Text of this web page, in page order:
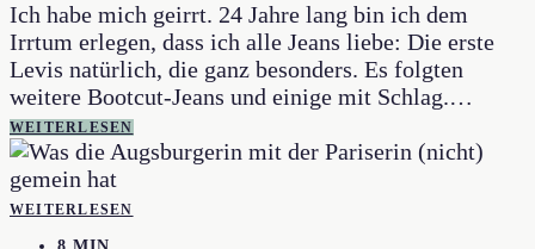
Ich habe mich geirrt. 24 Jahre lang bin ich dem
Irrtum erlegen, dass ich alle Jeans liebe: Die erste
Levis natürlich, die ganz besonders. Es folgten
weitere Bootcut-Jeans und einige mit Schlag.…
WEITERLESEN
WEITERLESEN